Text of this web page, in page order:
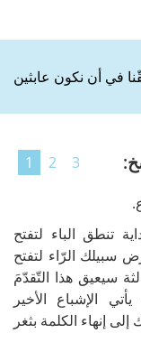
في أن نكون عابثين
1 2 3
تنطق الباء لتفتح
سبيلك الرّاء لتفتح
سيعيق هذا التّقدّمَ
الإشباع الأخير
إنهاء الكلمة بثغر